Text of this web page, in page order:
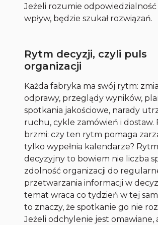
Jeżeli rozumie odpowiedzialność
wpływ, będzie szukał rozwiązań.
Rytm decyzji, czyli puls
organizacji
Każda fabryka ma swój rytm:
odprawy, przeglądy wyników,
spotkania jakościowe, narady
ruchu, cykle zamówień i dostaw.
brzmi: czy ten rytm pomaga
tylko wypełnia kalendarze? Rytm
decyzyjny to bowiem nie liczba
zdolność organizacji do
przetwarzania informacji w
temat wraca co tydzień w tej
to znaczy, że spotkanie go nie
Jeżeli odchylenie jest omawiane,